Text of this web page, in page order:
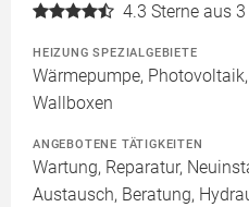
4.3 Sterne aus
HEIZUNG SPEZIALGEBIETE
Wärmepumpe,
Wallboxen
ANGEBOTENE TÄTIGKEITEN
Wartung, Reparatur,
Austausch, Beratung,